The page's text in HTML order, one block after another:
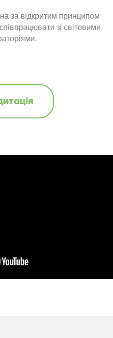
за відкритим принципом
зі світовими